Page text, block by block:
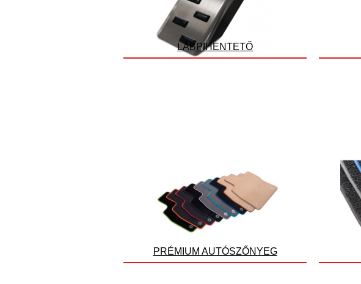
LÁBPIHENTETŐ
PRÉMIUM AUTÓSZŐNYEG